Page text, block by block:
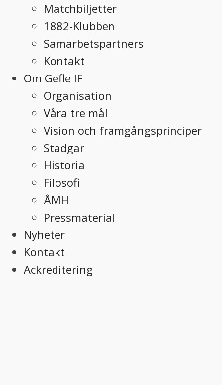
Matchbiljetter
1882-Klubben
Samarbetspartners
Kontakt
Om Gefle IF
Organisation
Våra tre mål
Vision och framgångsprinciper
Stadgar
Historia
Filosofi
ÅMH
Pressmaterial
Nyheter
Kontakt
Ackreditering